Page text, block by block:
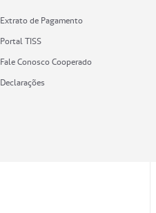
Extrato de Pagamento
Portal TISS
Fale Conosco Cooperado
Declarações